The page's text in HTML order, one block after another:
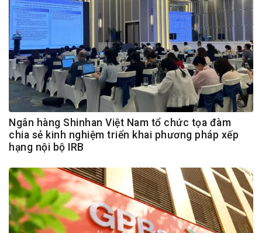
Ngân hàng Shinhan Việt Nam tổ chức tọa đàm
chia sẻ kinh nghiệm triển khai phương pháp xếp
hạng nội bộ IRB